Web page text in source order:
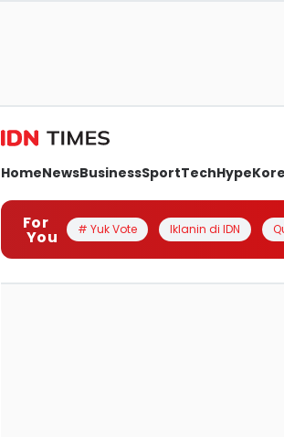
HomeNewsBusinessSportTechHype
For
You # Yuk Vote Iklanin di IDN